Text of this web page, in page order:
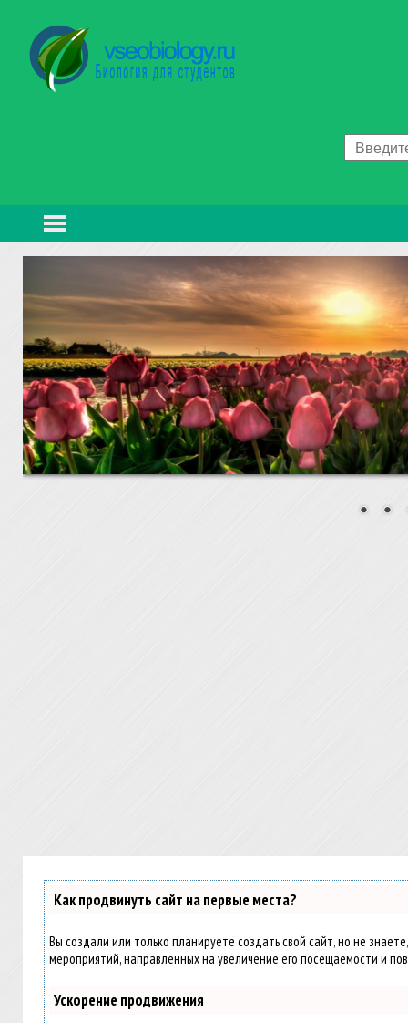
Как продвинуть сайт на первые места?
Вы создали или только планируете создать свой сайт, но не
мероприятий, направленных на увеличение его посещаемости и
Ускорение продвижения